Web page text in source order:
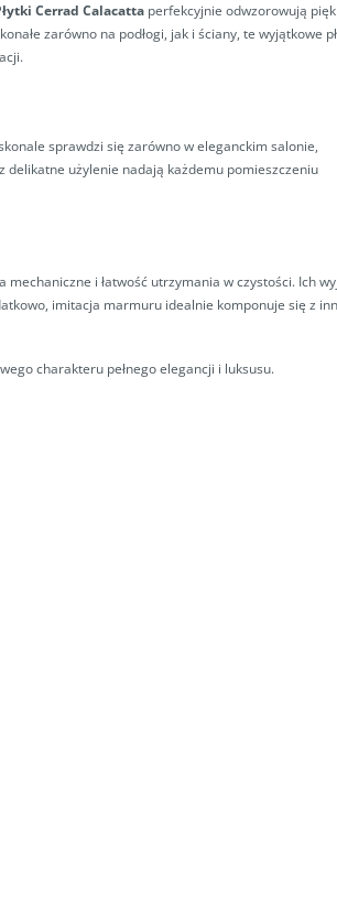
Cerrad Calacatta perfekcyjnie odwzorowują
zarówno na podłogi, jak i ściany, te wyjątkowe
sprawdzi się zarówno w eleganckim salonie,
użylenie nadają każdemu pomieszczeniu
mechaniczne i łatwość utrzymania w czystości. Ich
imitacja marmuru idealnie komponuje się z
charakteru pełnego elegancji i luksusu.